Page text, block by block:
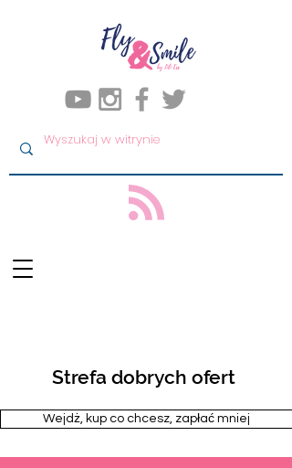
Strefa dobrych ofert
Wejdż, kup co chcesz, zapłać mniej